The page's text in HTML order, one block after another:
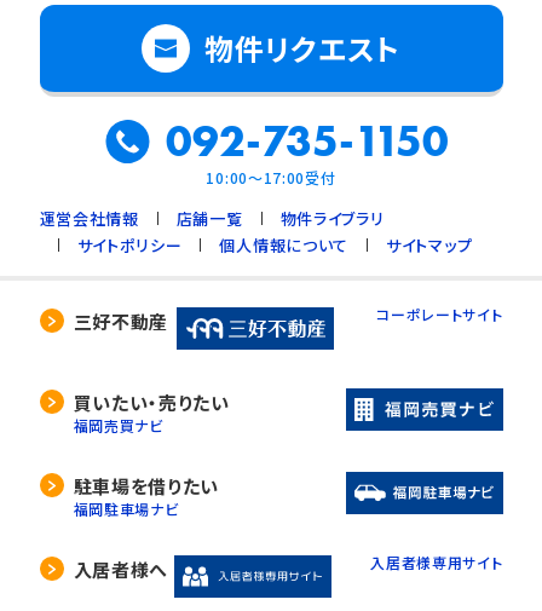
物件リクエスト
092-735-1150
10:00～17:00受付
運営会社情報 店舗一覧
物件ライブラリ
サイトポリシー
個人情報について サイトマップ
三好不動産 コーポレートサイト
買いたい・売りたい
福岡売買ナビ
駐車場を借りたい
福岡駐車場ナビ
入居者様へ 入居者様専用サイト